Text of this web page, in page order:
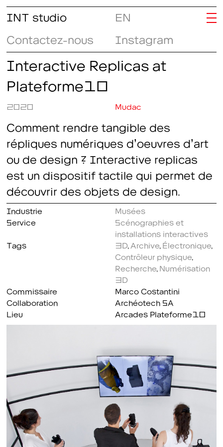
INT studio
Contactez-nous
Instagram
EN
Interactive Replicas at
Plateforme10
2020 Mudac
Comment rendre tangible des
répliques numériques d’oeuvres d’art
ou de design ? Interactive replicas
est un dispositif tactile qui permet de
découvrir des objets de design.
Industrie
Musées
Service
Scénographies et
installations interactives
Tags
3D Archive Électronique
Contrôleur physique
Recherche Numérisation
3D
Commissaire
Marco Costantini
Collaboration
Archéotech SA
Lieu
Arcades Plateforme10